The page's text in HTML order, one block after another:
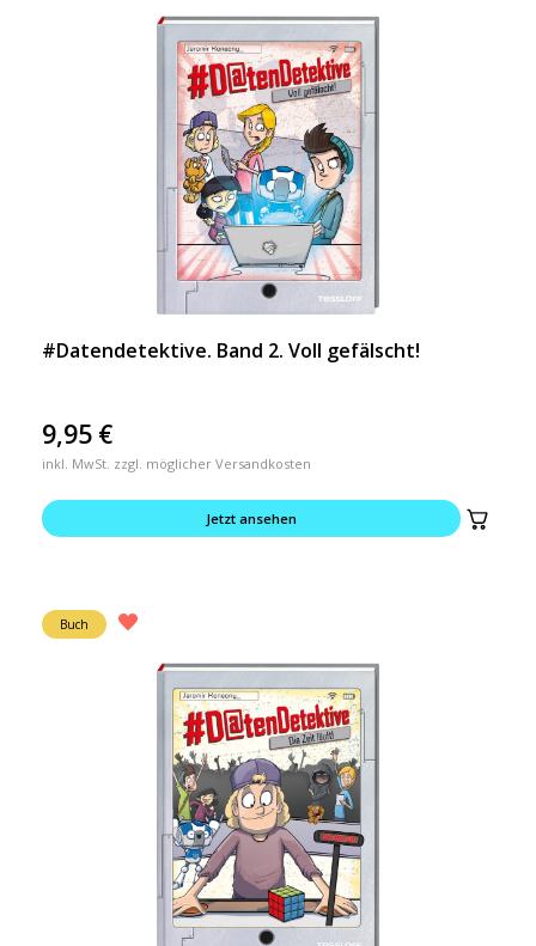
#Datendetektive. Band 2. Voll gefälscht!
9,95 €
inkl. MwSt. zzgl. möglicher Versandkosten
Jetzt ansehen
Buch